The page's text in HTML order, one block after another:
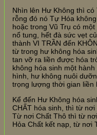
Nhìn lên Hư Không thì
rỗng đó nó Tự Hóa
hoặc trong Vũ Trụ có
nổ tung, hết đà sức vẹt
thành VI TRẦN đến
từ trong hư không hóa
tan vỡ ra liền được hóa
không hóa sinh một
hình, hư không nuôi
trọng lượng thời gian liền
Kể đến Hư Không hóa
CHẤT hóa sinh, thì từ
Từ nơi Chất Thô thì từ
Hỏa Chất kết nạp, từ nơi